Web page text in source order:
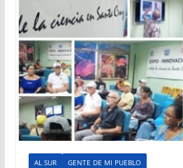
AL SUR GENTE DE MI PUEBLO